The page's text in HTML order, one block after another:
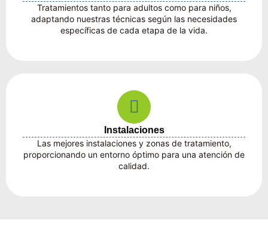
Tratamientos tanto para adultos como para niños,
adaptando nuestras técnicas según las necesidades
específicas de cada etapa de la vida.
Instalaciones
Las mejores instalaciones y zonas de tratamiento,
proporcionando un entorno óptimo para una atención de
calidad.